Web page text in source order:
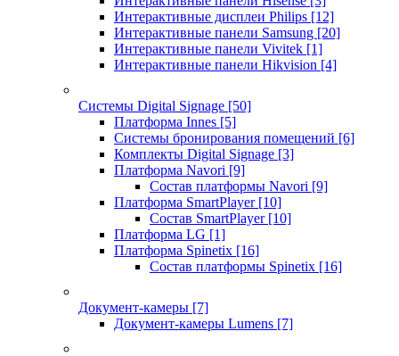
Интерактивные дисплеи Philips [12]
Интерактивные панели Samsung [20]
Интерактивные панели Vivitek [1]
Интерактивные панели Hikvision [4]
Системы Digital Signage [50]
Платформа Innes [5]
Системы бронирования помещений [6]
Комплекты Digital Signage [3]
Платформа Navori [9]
Состав платформы Navori [9]
Платформа SmartPlayer [10]
Состав SmartPlayer [10]
Платформа LG [1]
Платформа Spinetix [16]
Состав платформы Spinetix [16]
Документ-камеры [7]
Документ-камеры Lumens [7]